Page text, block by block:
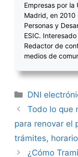
Empresas por
Madrid, en 2010
Personas y
ESIC.
Redactor de
medios de
Categorías
DNI
Navegación
de
entradas
Todo lo que
para renovar el
trámites,
¿Cómo